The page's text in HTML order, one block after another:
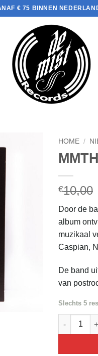
€ 75 BINNEN
HOME /
€10,00
Door de
album
muzikaal
Caspian,
De band
van
Slechts 5
MMTH -